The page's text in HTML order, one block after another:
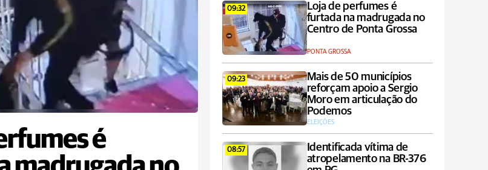
é
09:32
Loja de perfumes é
furtada na madrugada no
Centro de Ponta Grossa
PONTA GROSSA
09:23
Mais de 50 municípios
reforçam apoio a Sergio
Moro em articulação do
Podemos
ELEIÇÕES
08:57
Identificada vítima de
atropelamento na BR-376